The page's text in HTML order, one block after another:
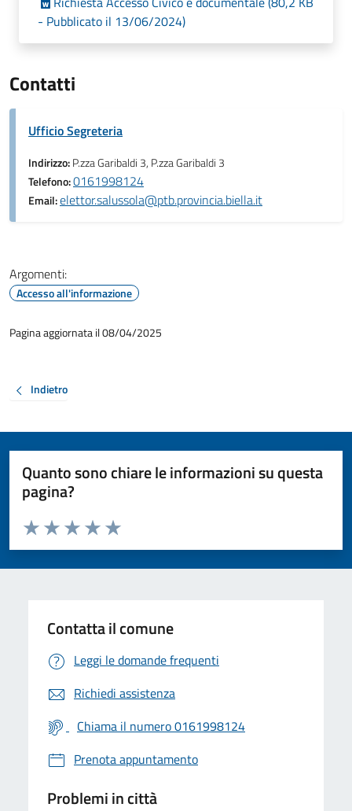
- Pubblicato il 13/06/2024)
Contatti
Ufficio Segreteria
Indirizzo:P.zza Garibaldi 3, P.zza Garibaldi 3
Telefono:0161998124
Email:elettor.salussola@ptb.provincia.biella.it
Argomenti:
Accesso all'informazione
Pagina aggiornata il 08/04/2025
Indietro
Quanto sono chiare le informazioni su questa
pagina?
Valuta da 1 a 5 stelle la pagina
Valuta 5 stelle su 5
Valuta 4 stelle su 5
Valuta 3 stelle su 5
Valuta 2 stelle su 5
Valuta 1 stelle su 5
Contatta il comune
Leggi le domande frequenti
Richiedi assistenza
Chiama il numero 0161998124
Prenota appuntamento
Problemi in città